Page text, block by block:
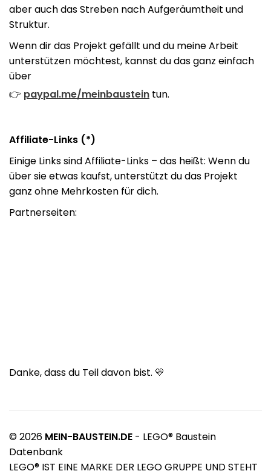
aber auch das Streben nach Aufgeräumtheit und
Struktur.
Wenn dir das Projekt gefällt und du meine Arbeit
unterstützen möchtest, kannst du das ganz einfach
über
👉 paypal.me/meinbaustein tun.
Affiliate-Links (*)
Einige Links sind Affiliate-Links – das heißt: Wenn du
über sie etwas kaufst, unterstützt du das Projekt
ganz ohne Mehrkosten für dich.
Partnerseiten:
Danke, dass du Teil davon bist. 💛
© 2026 MEIN-BAUSTEIN.DE - LEGO® Baustein
Datenbank
LEGO® IST EINE MARKE DER LEGO GRUPPE UND STEHT